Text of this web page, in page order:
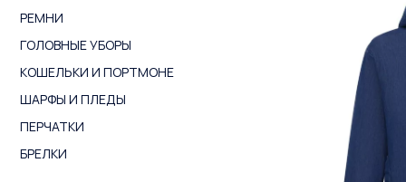
РЕМНИ
ГОЛОВНЫЕ УБОРЫ
КОШЕЛЬКИ И ПОРТМОНЕ
ШАРФЫ И ПЛЕДЫ
ПЕРЧАТКИ
БРЕЛКИ